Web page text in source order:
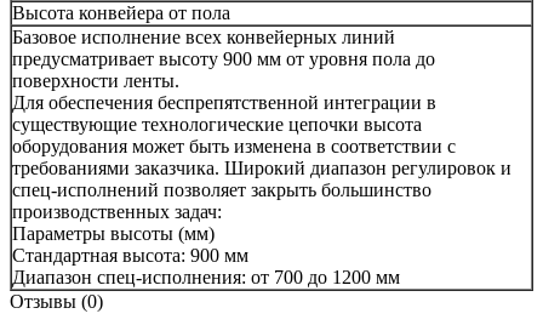
Высота конвейера от пола
Базовое исполнение всех конвейерных линий
предусматривает высоту 900 мм от уровня пола до
поверхности ленты.
Для обеспечения беспрепятственной интеграции в
существующие технологические цепочки высота
оборудования может быть изменена в соответствии с
требованиями заказчика. Широкий диапазон регулировок и
спец-исполнений позволяет закрыть большинство
производственных задач:
Параметры высоты (мм)
Стандартная высота: 900 мм
Диапазон спец-исполнения: от 700 до 1200 мм
Отзывы (0)